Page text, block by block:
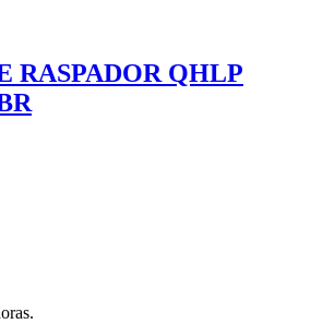
RASPADOR QHLP